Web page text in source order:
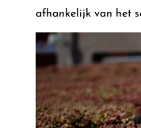
afhankelijk van het